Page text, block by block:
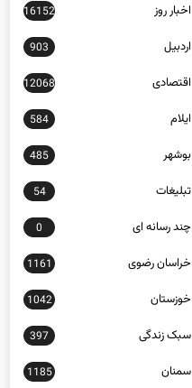
اخبار روز 16152
اردبیل 903
اقتصادی 12068
ایلام 584
بوشهر 485
تبلیغات 54
چند رسانه ای 0
خراسان رضوی 1161
خوزستان 1042
سبک زندگی 397
سمنان 1185